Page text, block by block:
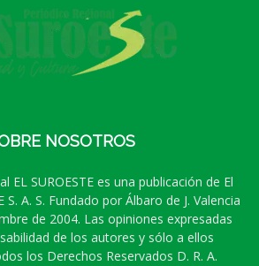
NOSOTROS
EL SUROESTE es una publicación de El
S. A. S. Fundado por Álbaro de J. Valencia
de 2004. Las opiniones expresadas
de los autores y sólo a ellos
los Derechos Reservados D. R. A.